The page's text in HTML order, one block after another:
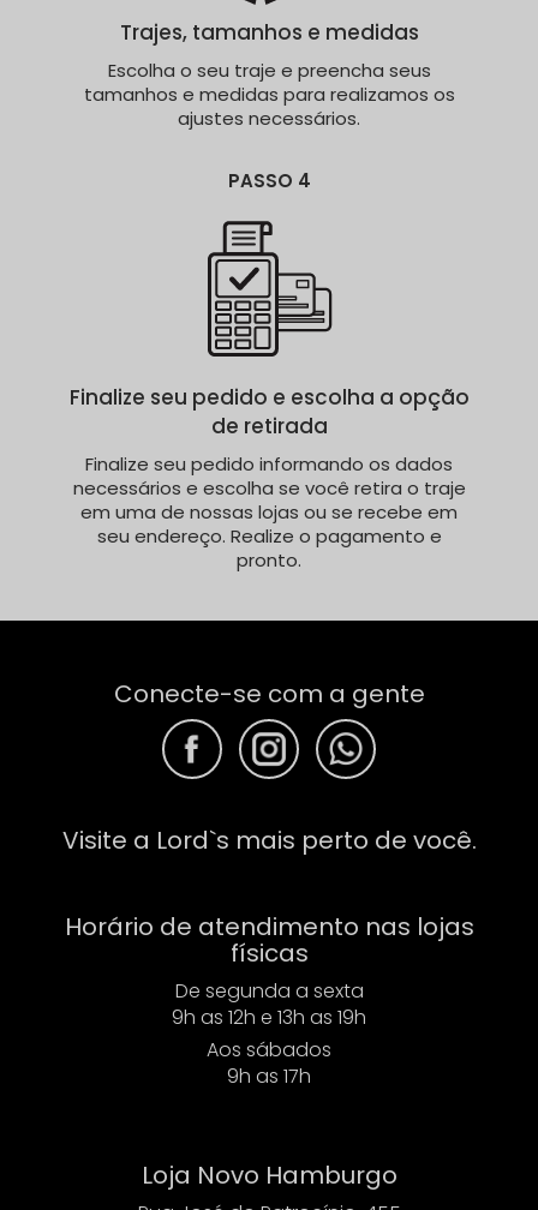
Trajes, tamanhos e medidas
Escolha o seu traje e preencha seus
tamanhos e medidas para realizamos os
ajustes necessários.
PASSO 4
Finalize seu pedido e escolha a opção
de retirada
Finalize seu pedido informando os dados
necessários e escolha se você retira o traje
em uma de nossas lojas ou se recebe em
seu endereço. Realize o pagamento e
pronto.
Conecte-se com a gente
F F F
Visite a Lord`s mais perto de você.
Horário de atendimento nas lojas
físicas
De segunda a sexta
9h as 12h e 13h as 19h
Aos sábados
9h as 17h
Loja Novo Hamburgo